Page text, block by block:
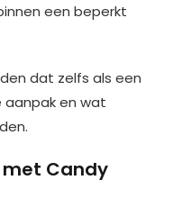
een beperkt
dat zelfs als een
aanpak en wat
met Candy